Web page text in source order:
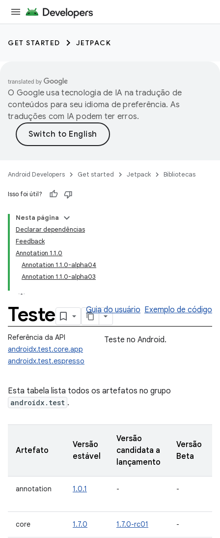
GET STARTED JETPACK
O Google usa tecnologia de IA na tradução de
conteúdos para seu idioma de preferência. As
traduções com IA podem ter erros.
Android Developers Get started Jetpack Bibliotecas
Isso foi útil?
Nesta página
Declarar dependências
Feedback
Annotation 1.1.0
Annotation 1.1.0-alpha04
Annotation 1.1.0-alpha03
Teste Guia do usuário Exemplo de código
Referência da API
androidx.test.core.app
androidx.test.espresso
Teste no Android.
Esta tabela lista todos os artefatos no grupo
androidx.test .
Artefato
Versão
estável
Versão
candidata a
lançamento
Versão
Beta
annotation 1.0.1 - -
core 1.7.0 1.7.0-rc01 -